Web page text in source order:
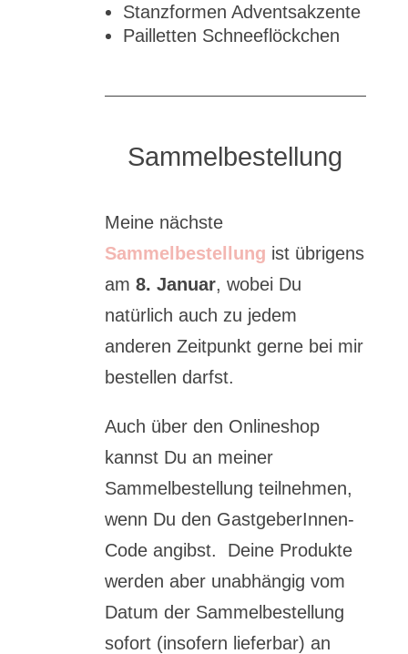
Stanzformen Adventsakzente
Pailletten Schneeflöckchen
Sammelbestellung
Meine nächste
Sammelbestellung ist übrigens
am 8. Januar, wobei Du
natürlich auch zu jedem
anderen Zeitpunkt gerne bei mir
bestellen darfst.
Auch über den Onlineshop
kannst Du an meiner
Sammelbestellung teilnehmen,
wenn Du den GastgeberInnen-
Code angibst. Deine Produkte
werden aber unabhängig vom
Datum der Sammelbestellung
sofort (insofern lieferbar) an